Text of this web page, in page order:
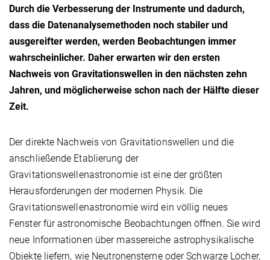
Durch die Verbesserung der Instrumente und dadurch,
dass die Datenanalysemethoden noch stabiler und
ausgereifter werden, werden Beobachtungen immer
wahrscheinlicher. Daher erwarten wir den ersten
Nachweis von Gravitationswellen in den nächsten zehn
Jahren, und möglicherweise schon nach der Hälfte dieser
Zeit.
Der direkte Nachweis von Gravitationswellen und die
anschließende Etablierung der
Gravitationswellenastronomie ist eine der größten
Herausforderungen der modernen Physik. Die
Gravitationswellenastronomie wird ein völlig neues
Fenster für astronomische Beobachtungen öffnen. Sie wird
neue Informationen über massereiche astrophysikalische
Objekte liefern, wie Neutronensterne oder Schwarze Löcher,